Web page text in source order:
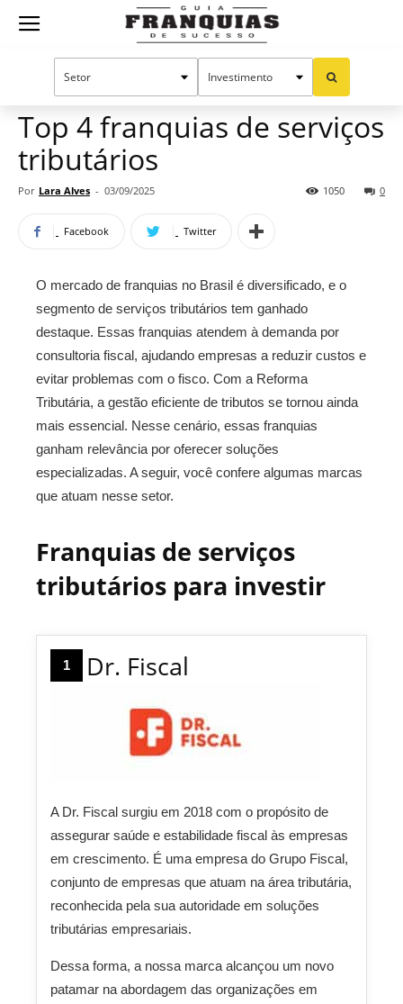
Guia
Oportunidades e tendências
Top 4 franquias de serviços
tributários
Por Lara Alves - 03/09/2025 0
1050
Facebook Twitter
O mercado de franquias no Brasil é diversificado, e o
segmento de serviços tributários tem ganhado
destaque. Essas franquias atendem à demanda por
consultoria fiscal, ajudando empresas a reduzir custos e
evitar problemas com o fisco. Com a Reforma
Tributária, a gestão eficiente de tributos se tornou ainda
mais essencial. Nesse cenário, essas franquias
ganham relevância por oferecer soluções
especializadas. A seguir, você confere algumas marcas
que atuam nesse setor.
Franquias de serviços
tributários para investir
1 Dr. Fiscal
A Dr. Fiscal surgiu em 2018 com o propósito de
assegurar saúde e estabilidade fiscal às empresas
em crescimento. É uma empresa do Grupo Fiscal,
conjunto de empresas que atuam na área tributária,
reconhecida pela sua autoridade em soluções
tributárias empresariais.
Dessa forma, a nossa marca alcançou um novo
patamar na abordagem das organizações em